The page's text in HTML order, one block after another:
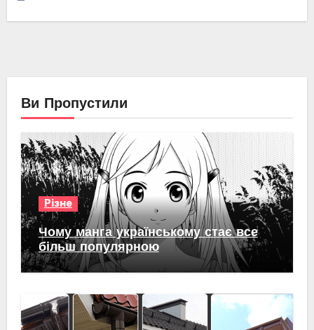
Ви Пропустили
Різне
Чому манга українському стає все
більш популярною